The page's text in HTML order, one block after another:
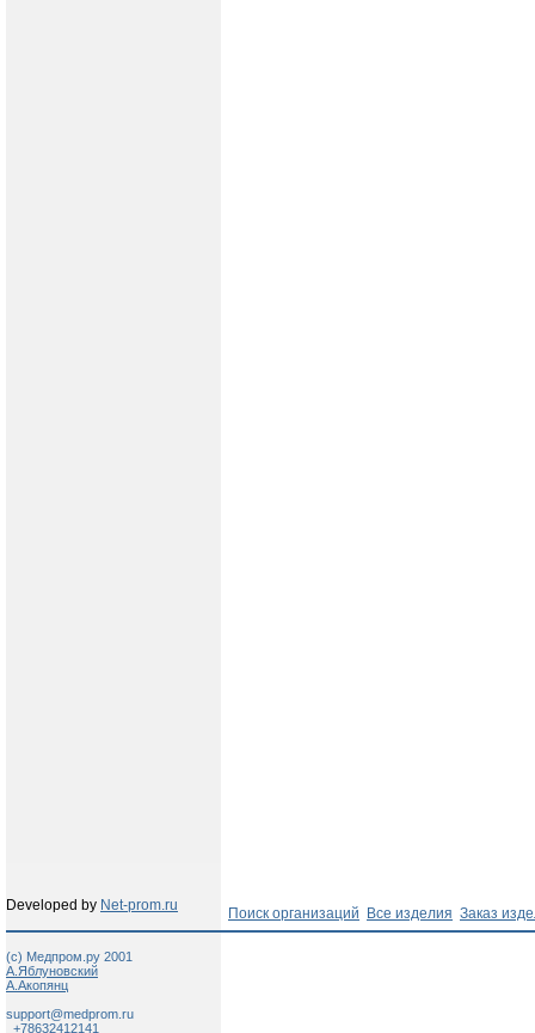
Developed by Net-prom.ru Поиск организаций Все изделия Заказ
(c) Медпром.ру 2001
А.Яблуновский
А.Акопянц
support@medprom.ru
+78632412141